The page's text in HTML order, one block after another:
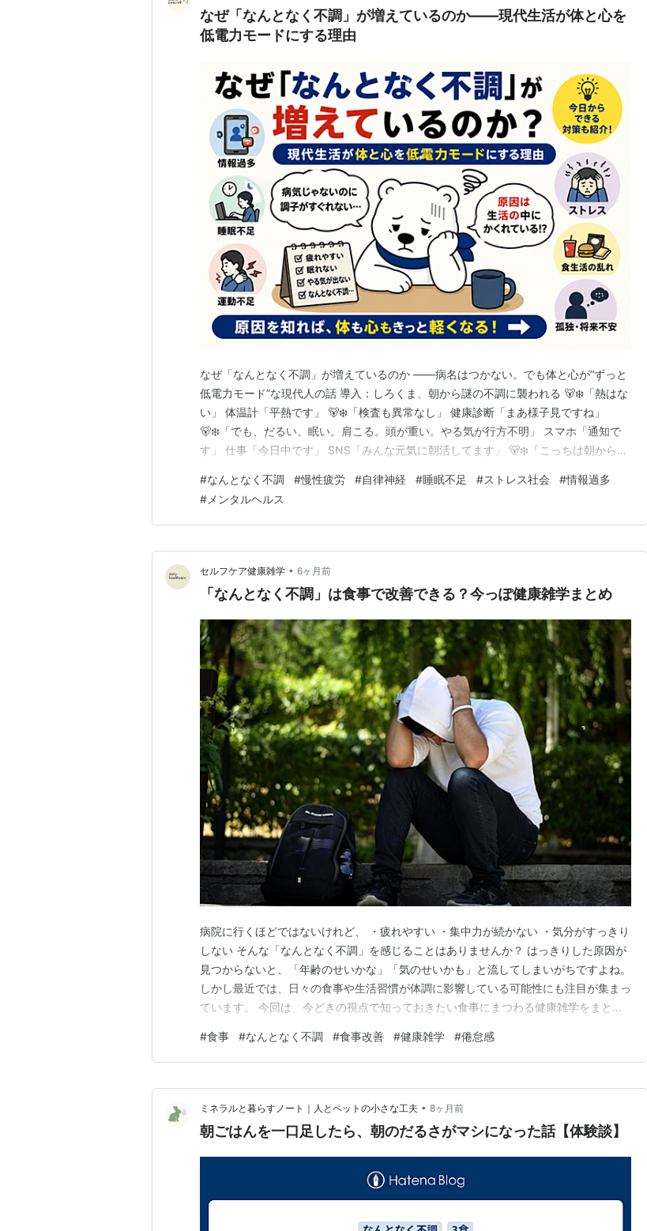
なぜ「なんとなく不調」が増えているのか――現代生活が体と心を
低電力モードにする理由
なぜ「なんとなく不調」が増えているのか ――病名はつかない。でも体と心が“ずっと
低電力モード”な現代人の話 導入：しろくま、朝から謎の不調に襲われる 🐻‍❄️「熱はな
い」 体温計「平熱です」 🐻‍❄️「検査も異常なし」 健康診断「まあ様子見ですね」
🐻‍❄️「でも、だるい。眠い。肩こる。頭が重い。やる気が行方不明」 スマホ「通知で
す」 仕事「今日中です」 SNS「みんな元気に朝活してます」 🐻‍❄️「こっちは朝から生
ているのかです。 結論から言うと、これは「気のせい」でも「根性不足」でもありま
せん。 現代のなんとなく…
#なんとなく不調 #慢性疲労 #自律神経 #睡眠不足 #ストレス社会 #情報過多
# メンタルヘルス
セルフケア健康雑学 • 6ヶ月前
「なんとなく不調」は食事で改善できる？今っぽ健康雑学まとめ
病院に行くほどではないけれど、 ・疲れやすい ・集中力が続かない ・気分がすっきり
しない そんな「なんとなく不調」を感じることはありませんか？ はっきりした原因が
見つからないと、「年齢のせいかな」「気のせいかも」と流してしまいがちですよね。
しかし最近では、日々の食事や生活習慣が体調に影響している可能性にも注目が集まっ
ています。 今回は、今どきの視点で知っておきたい食事にまつわる健康雑学をまとめ
過ごしている方がとても多いように感じます。 ・食事の時間が不規則 ・同じようなメ
ニューが続く ・スマホを見ながらの食事が当…
#食事 #なんとなく不調 #食事改善 #健康雑学 #倦怠感
ミネラルと暮らすノート｜人とペットの小さな工夫 • 8ヶ月前
朝ごはんを一口足したら、朝のだるさがマシになった話【体験談】